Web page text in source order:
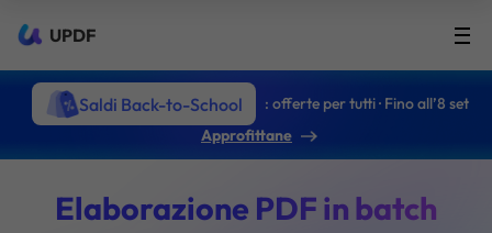
UPDF
Saldi Back-to-School
: offerte per tutti · Fino all’8 set
Approfittane